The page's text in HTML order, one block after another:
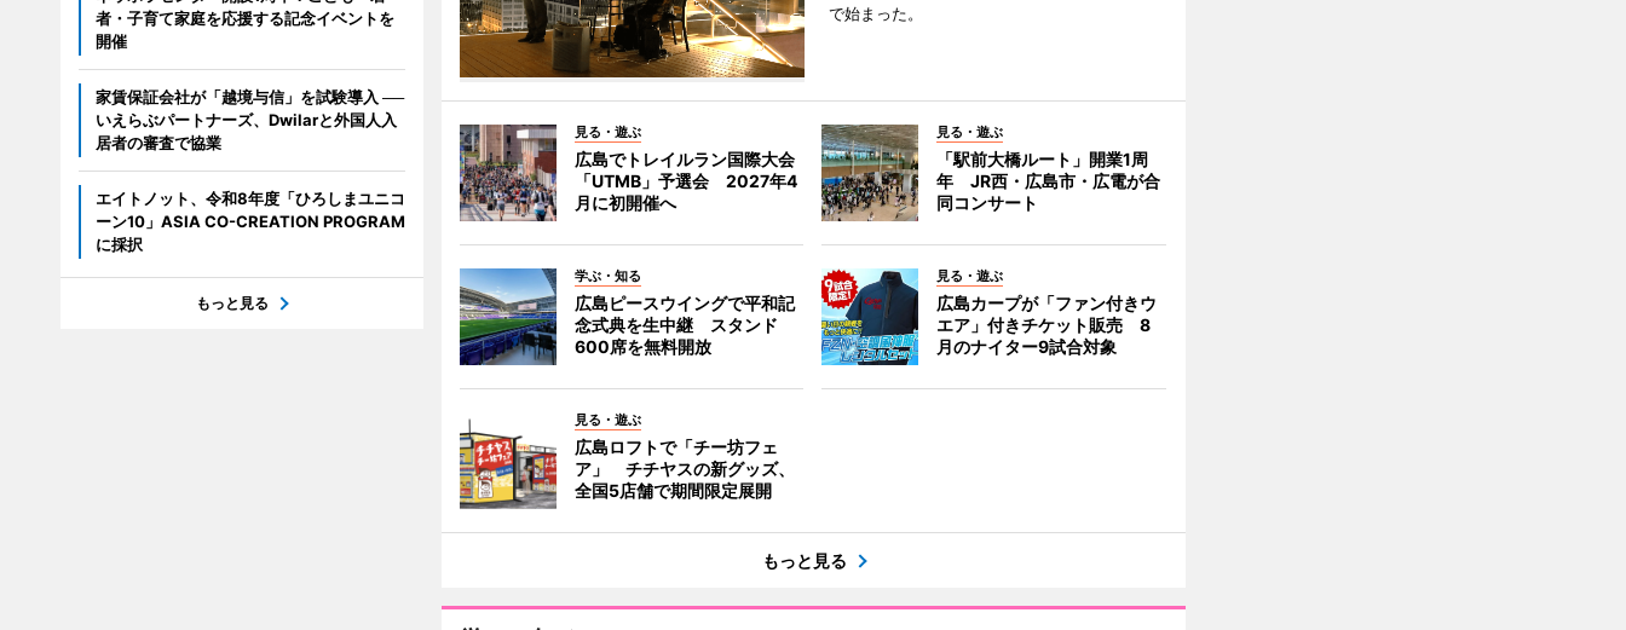
で始まった。
見る・遊ぶ
広島でトレイルラン国際大会
「UTMB」予選会 2027年4
月に初開催へ
見る・遊ぶ
「駅前大橋ルート」開業1周
年 JR西・広島市・広電が合
同コンサート
学ぶ・知る
広島ピースウイングで平和記
念式典を生中継 スタンド
600席を無料開放
見る・遊ぶ
広島カープが「ファン付きウ
エア」付きチケット販売 8
月のナイター9試合対象
見る・遊ぶ
広島ロフトで「チー坊フェ
ア」 チチヤスの新グッズ、
全国5店舗で期間限定展開
もっと見る
者・子育て家庭を応援する記念イベントを
開催
家賃保証会社が「越境与信」を試験導入 ──
いえらぶパートナーズ、Dwilarと外国人入
居者の審査で協業
エイトノット、令和8年度「ひろしまユニコ
ーン10」ASIA CO-CREATION PROGRAM
に採択
もっと見る